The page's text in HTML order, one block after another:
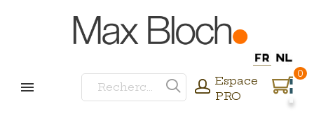
Espace
PRO
0